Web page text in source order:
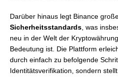
Darüber hinaus legt Binance
Sicherheitsstandards , was
neu in der Welt der
Bedeutung ist. Die Plattform
durch einfach zu befolgende
Identitätsverifikation, sondern